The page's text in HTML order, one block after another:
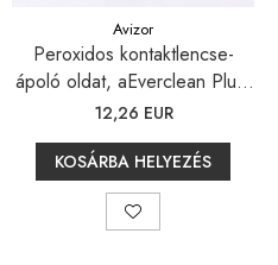
Avizor
Peroxidos kontaktlencse-
ápoló oldat, aEverclean Plus,
225 ml
12,26 EUR
KOSÁRBA HELYEZÉS